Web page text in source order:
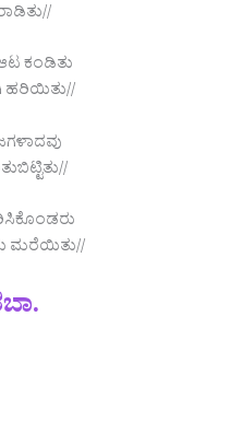
ಕಂಡಿತು
ಹರಿಯಿತು//
ಮರೆಯಿತು//